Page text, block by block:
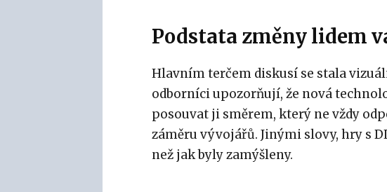
Podstata změny lidem
Hlavním terčem diskusí se stala
odborníci upozorňují, že nová
posouvat ji směrem, který ne vždy
záměru vývojářů. Jinými slovy, hry s
než jak byly zamýšleny.